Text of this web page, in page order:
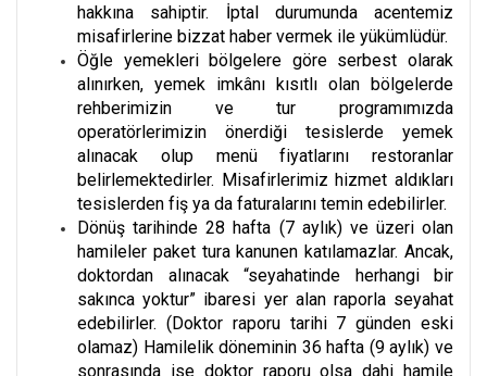
hakkına sahiptir. İptal durumunda acentemiz
misafirlerine bizzat haber vermek ile yükümlüdür.
Öğle yemekleri bölgelere göre serbest olarak
alınırken, yemek imkânı kısıtlı olan bölgelerde
rehberimizin ve tur programımızda
operatörlerimizin önerdiği tesislerde yemek
alınacak olup menü fiyatlarını restoranlar
belirlemektedirler. Misafirlerimiz hizmet aldıkları
tesislerden fiş ya da faturalarını temin edebilirler.
Dönüş tarihinde 28 hafta (7 aylık) ve üzeri olan
hamileler paket tura kanunen katılamazlar. Ancak,
doktordan alınacak “seyahatinde herhangi bir
sakınca yoktur” ibaresi yer alan raporla seyahat
edebilirler. (Doktor raporu tarihi 7 günden eski
olamaz) Hamilelik döneminin 36 hafta (9 aylık) ve
sonrasında ise doktor raporu olsa dahi hamile